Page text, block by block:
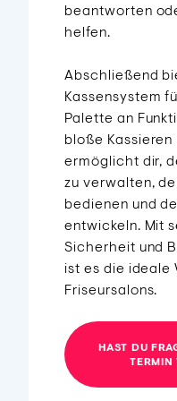
beantworten
helfen.
Abschließend
Kassensystem
Palette an
bloße Kassieren
ermöglicht dir,
zu verwalten,
bedienen und
entwickeln. Mit
Sicherheit und
ist es die ideale
Friseursalons.
HAST DU
TERMIN